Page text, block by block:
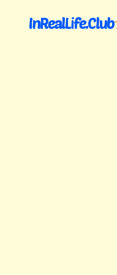
InRealLife.Club